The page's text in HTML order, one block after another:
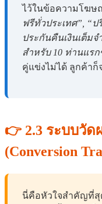
ไว้ในข้อความโฆษ
ฟรีทั่วประเทศ”, “
ประกันคืนเงินเต็มจ
สำหรับ 10 ท่านแร
คู่แข่งไม่ได้ ลูกค้าก็
👉 2.3 ระบบวัด
(Conversion
นี่คือหัวใจสำคัญที่